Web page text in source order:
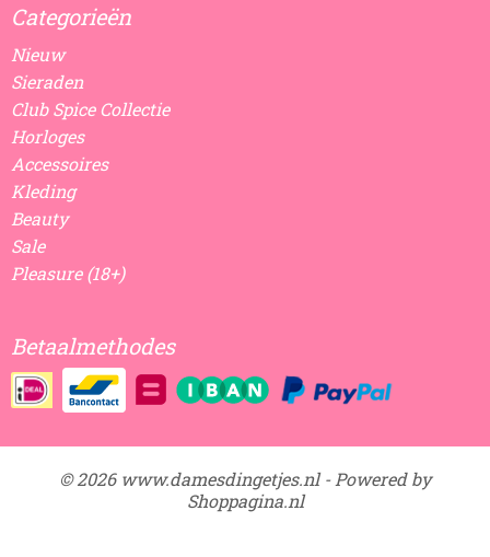
Categorieën
Nieuw
Sieraden
Club Spice Collectie
Horloges
Accessoires
Kleding
Beauty
Sale
Pleasure (18+)
Betaalmethodes
© 2026 www.damesdingetjes.nl - Powered by
Shoppagina.nl